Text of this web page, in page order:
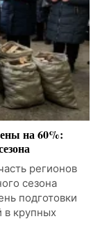
на 60%:
регионов
сезона
подготовки
в крупных